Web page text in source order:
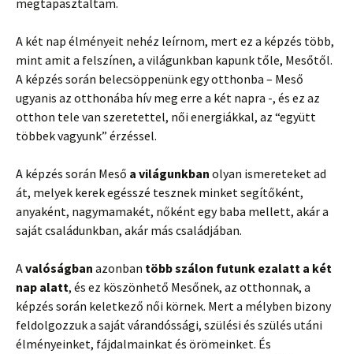
megtapasztaltam.
A két nap élményeit nehéz leírnom, mert ez a képzés több,
mint amit a felszínen, a világunkban kapunk tőle, Mesőtől.
A képzés során belecsöppenünk egy otthonba – Meső
ugyanis az otthonába hív meg erre a két napra -, és ez az
otthon tele van szeretettel, női energiákkal, az “együtt
többek vagyunk” érzéssel.
A képzés során Meső a világunkban olyan ismereteket ad
át, melyek kerek egésszé tesznek minket segítőként,
anyaként, nagymamakét, nőként egy baba mellett, akár a
saját családunkban, akár más családjában.
Avalóságban azonban több szálon futunk ezalatt a két
nap alatt, és ez köszönhető Mesőnek, az otthonnak, a
képzés során keletkező női körnek. Mert a mélyben bizony
feldolgozzuk a saját várandóssági, szülési és szülés utáni
élményeinket, fájdalmainkat és örömeinket. És